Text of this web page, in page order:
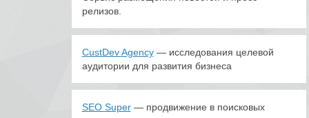
релизов.
CustDev Agency— исследования целевой
аудитории для развития бизнеса
SEO Super— продвижение в поисковых